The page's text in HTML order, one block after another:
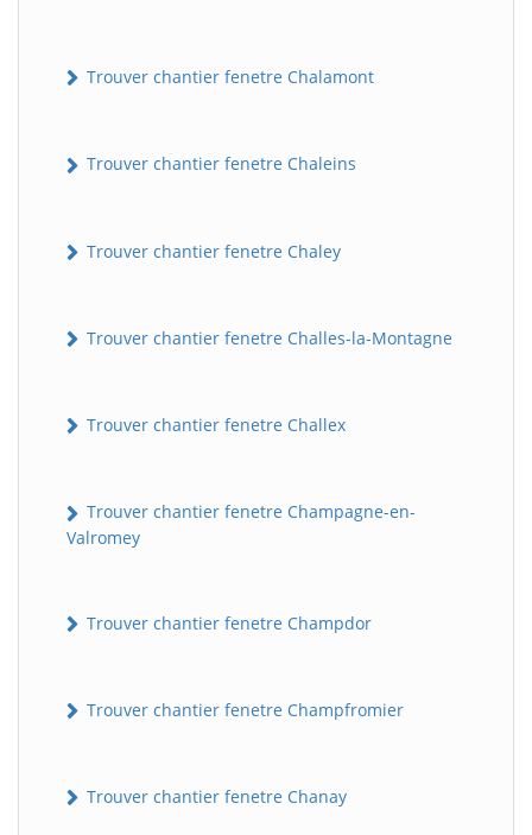
Trouver chantier fenetre Chalamont
Trouver chantier fenetre Chaleins
Trouver chantier fenetre Chaley
Trouver chantier fenetre Challes-la-Montagne
Trouver chantier fenetre Challex
Trouver chantier fenetre Champagne-en-
Valromey
Trouver chantier fenetre Champdor
Trouver chantier fenetre Champfromier
Trouver chantier fenetre Chanay